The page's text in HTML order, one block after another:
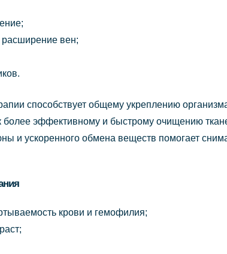
расширение вен;
способствует общему укреплению
более эффективному и быстрому очищению
и ускоренного обмена веществ помогает
крови и гемофилия;